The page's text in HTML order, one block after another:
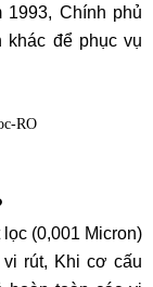
1993, Chính phủ
để phục vụ
lọc (0,001 Micron)
rút, Khi cơ cấu